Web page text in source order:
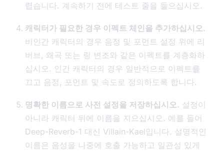
렵습니다. 계속하기 전에 테스트 줄을 들으십시오.
캐릭터가 필요한 경우 이펙트 체인을 추가하십시오.
비인간 캐릭터의 경우 음정 및 포먼트 설정 위에 리
버브, 왜곡 또는 링 변조와 같은 이펙트를 계층화하
십시오. 인간 캐릭터의 경우 일반적으로 이펙트를
끄고 음정, 포먼트 및 속도로 정의하도록 합니다.
명확한 이름으로 사전 설정을 저장하십시오. 설정이
아니라 캐릭터 뒤에 이름을 지으십시오. 예를 들어
Deep-Reverb-1 대신 Villain-Kael입니다. 설명적인
이름은 음성을 나중에 호출 가능하고 일관성 있게